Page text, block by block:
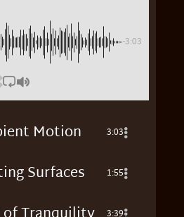
-3:03
Motion 3:03
Surfaces 1:55